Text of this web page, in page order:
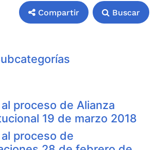
Compartir Buscar
proceso de Alianza
19 de marzo 2018
proceso de